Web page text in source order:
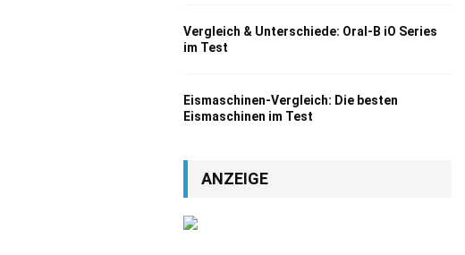
Vergleich & Unterschiede: Oral-B iO Series
im Test
Eismaschinen-Vergleich: Die besten
Eismaschinen im Test
ANZEIGE